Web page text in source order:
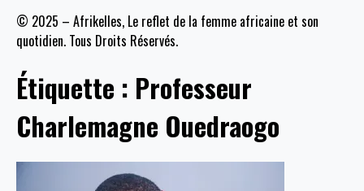
© 2025 – Afrikelles, Le reflet de la femme africaine et son
quotidien. Tous Droits Réservés.
Étiquette : Professeur
Charlemagne Ouedraogo